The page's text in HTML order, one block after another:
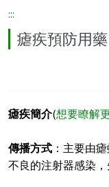
:::
瘧疾預防用藥
瘧疾簡介(想要瞭解
傳播方式 ：主要由
不良的注射器感染，